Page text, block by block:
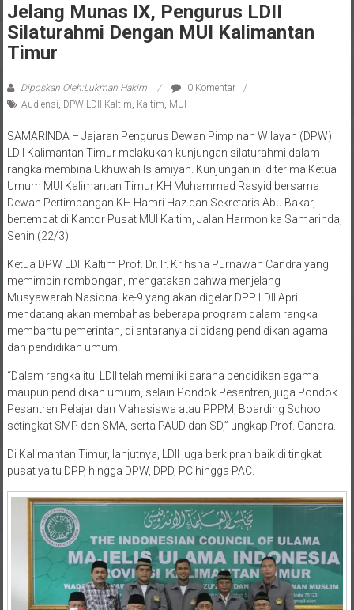
Jelang Munas IX, Pengurus LDII
Silaturahmi Dengan MUI Kalimantan
Timur
Diposkan Oleh:Lukman Hakim
0 Komentar
Audiensi, DPW LDII Kaltim, Kaltim, MUI
SAMARINDA – Jajaran Pengurus Dewan Pimpinan Wilayah (DPW)
LDII Kalimantan Timur melakukan kunjungan silaturahmi dalam
rangka membina Ukhuwah Islamiyah. Kunjungan ini diterima Ketua
Umum MUI Kalimantan Timur KH Muhammad Rasyid bersama
Dewan Pertimbangan KH Hamri Haz dan Sekretaris Abu Bakar,
bertempat di Kantor Pusat MUI Kaltim, Jalan Harmonika Samarinda,
Senin (22/3).
Ketua DPW LDII Kaltim Prof. Dr. Ir. Krihsna Purnawan Candra yang
memimpin rombongan, mengatakan bahwa menjelang
Musyawarah Nasional ke-9 yang akan digelar DPP LDII April
mendatang akan membahas beberapa program dalam rangka
membantu pemerintah, di antaranya di bidang pendidikan agama
dan pendidikan umum.
“Dalam rangka itu, LDII telah memiliki sarana pendidikan agama
maupun pendidikan umum, selain Pondok Pesantren, juga Pondok
Pesantren Pelajar dan Mahasiswa atau PPPM, Boarding School
setingkat SMP dan SMA, serta PAUD dan SD,” ungkap Prof. Candra.
Di Kalimantan Timur, lanjutnya, LDII juga berkiprah baik di tingkat
pusat yaitu DPP, hingga DPW, DPD, PC hingga PAC.